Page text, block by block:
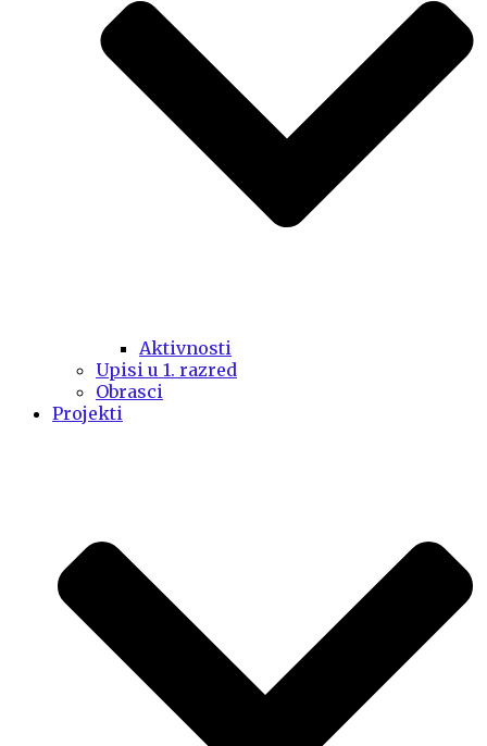
Aktivnosti
Upisi u 1. razred
Obrasci
Projekti